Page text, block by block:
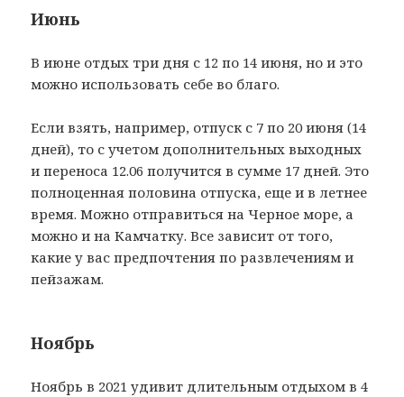
Июнь
В июне отдых три дня с 12 по 14 июня, но и это
можно использовать себе во благо.
Если взять, например, отпуск с 7 по 20 июня (14
дней), то с учетом дополнительных выходных
и переноса 12.06 получится в сумме 17 дней. Это
полноценная половина отпуска, еще и в летнее
время. Можно отправиться на Черное море, а
можно и на Камчатку. Все зависит от того,
какие у вас предпочтения по развлечениям и
пейзажам.
Ноябрь
Ноябрь в 2021 удивит длительным отдыхом в 4